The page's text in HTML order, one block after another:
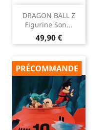
DRAGON BALL Z
Figurine Son...
Prix
49,90 €
PRÉCOMMANDE